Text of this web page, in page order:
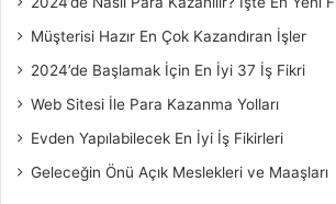
Müşterisi Hazır En Çok Kazandıran İşler
2024’de Başlamak İçin En İyi 37 İş Fikri
Web Sitesi İle Para Kazanma Yolları
Evden Yapılabilecek En İyi İş Fikirleri
Geleceğin Önü Açık Meslekleri ve Maaşları